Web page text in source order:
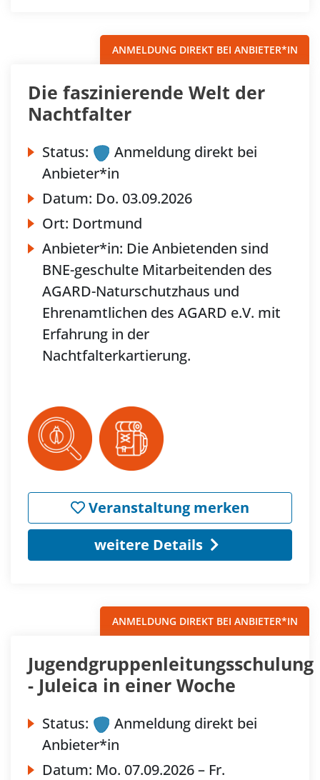
ANMELDUNG DIREKT BEI ANBIETER*IN
Die faszinierende Welt der
Nachtfalter
Status:
Anmeldung direkt bei
Anbieter*in
Datum: Do. 03.09.2026
Ort: Dortmund
Anbieter*in: Die Anbietenden sind
BNE-geschulte Mitarbeitenden des
AGARD-Naturschutzhaus und
Ehrenamtlichen des AGARD e.V. mit
Erfahrung in der
Nachtfalterkartierung.
Veranstaltung merken
weitere Details
ANMELDUNG DIREKT BEI ANBIETER*IN
Jugendgruppenleitungsschulung
- Juleica in einer Woche
Status:
Anmeldung direkt bei
Anbieter*in
Datum: Mo. 07.09.2026 – Fr.